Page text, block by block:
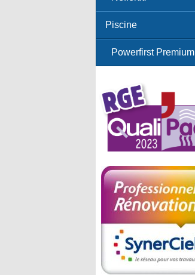
Piscine
Powerfirst Premium